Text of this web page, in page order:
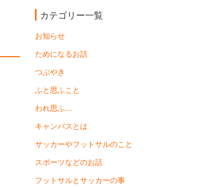
カテゴリー一覧
お知らせ
ためになるお話
つぶやき
ふと思ふこと
われ思ふ…
キャンパスとは
サッカーやフットサルのこと
スポーツなどのお話
フットサルとサッカーの事